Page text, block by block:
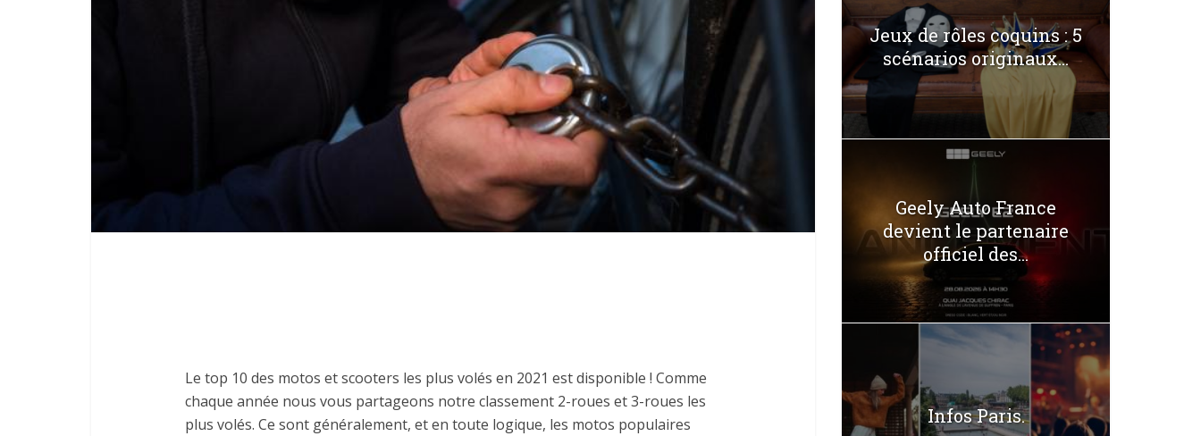
Le top 10 des motos et scooters les plus volés en 2021 est disponible ! Comme
chaque année nous vous partageons notre classement 2-roues et 3-roues les
plus volés. Ce sont généralement, et en toute logique, les motos populaires
Jeux de rôles coquins : 5
scénarios originaux...
Geely Auto France
devient le partenaire
officiel des...
Infos Paris.